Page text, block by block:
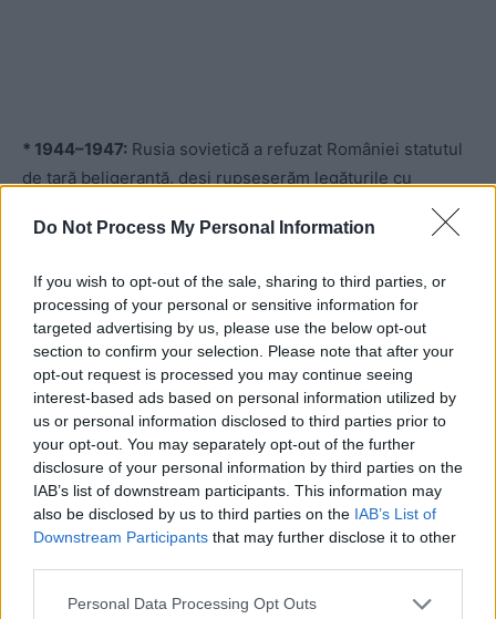
Do Not Process My Personal Information
If you wish to opt-out of the sale, sharing to third parties, or
processing of your personal or sensitive information for
targeted advertising by us, please use the below opt-out
section to confirm your selection. Please note that after your
opt-out request is processed you may continue seeing
interest-based ads based on personal information utilized by
us or personal information disclosed to third parties prior to
your opt-out. You may separately opt-out of the further
disclosure of your personal information by third parties on the
IAB’s list of downstream participants. This information may
also be disclosed by us to third parties on the IAB’s List of
Downstream Participants that may further disclose it to other
Personal Data Processing Opt Outs
* 1944–1947: Rusia sovietică a refuzat României statutul
de țară beligerantă, deși rupseserăm legăturile cu
sacrificii, la eliberarea Ungariei, Cehoslovaciei, Austriei
Mii de militari români, reveniți de pe frontul de vest, au
fost răpiți de ruși și duși cu forța în minele de plumb din
Rusia sovietică.
* 1944–1948:Rușii au deportat în Siberia, în Nordul
înghețat și în pustiurile Asiei Centrale circa 250.000 de
români.
* Martie 1945:Sub amenințarea armelor, rușii sovietici au
instalat la București un guvern-marionetă, slugarnic lor.
democrația românească. Au falsificat alegerile, au